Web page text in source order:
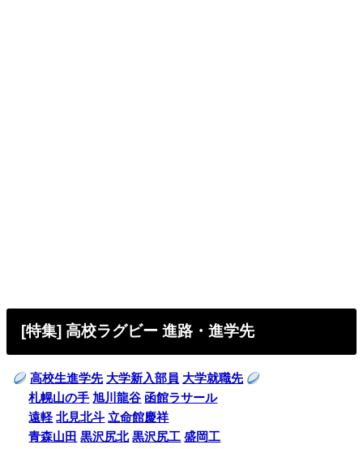
[特集] 高校ラグビー 進路・進学先
高校生進学先 大学新入部員 大学就職先
札幌山の手 旭川龍谷 函館ラサール
遠軽 北見北斗 立命館慶祥
青森山田 黒沢尻北 黒沢尻工 盛岡工